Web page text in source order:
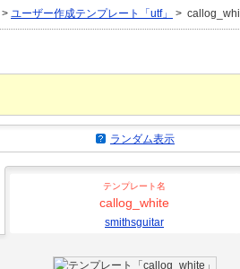
> ユーザー作成テンプレート「utf」 >
ランダム表示
テンプレート名
callog_white
smithsguitar